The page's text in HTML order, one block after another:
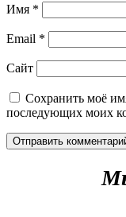
Имя *
Email *
Сайт
Сохранить моё
последующих моих